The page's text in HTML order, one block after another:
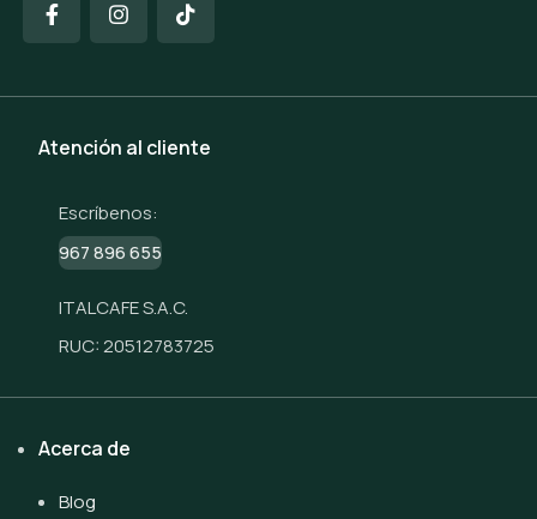
Atención al cliente
Escríbenos:
967 896 655
ITALCAFE S.A.C.
RUC: 20512783725
Acerca de
Blog